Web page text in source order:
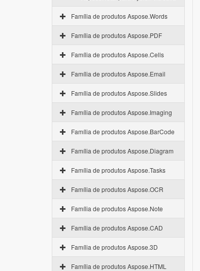
Família de produtos Aspose.Words
Família de produtos Aspose.PDF
Família de produtos Aspose.Cells
Família de produtos Aspose.Email
Família de produtos Aspose.Slides
Família de produtos Aspose.Imaging
Família de produtos Aspose.BarCode
Família de produtos Aspose.Diagram
Família de produtos Aspose.Tasks
Família de produtos Aspose.OCR
Família de produtos Aspose.Note
Família de produtos Aspose.CAD
Família de produtos Aspose.3D
Família de produtos Aspose.HTML